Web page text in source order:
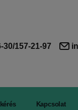
30/157-21-97
Kapcsolat